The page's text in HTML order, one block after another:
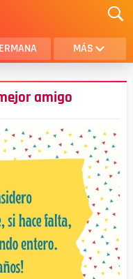
MÁS
AMOR
HIJA
HOMBRE
CUÑADA
amigo